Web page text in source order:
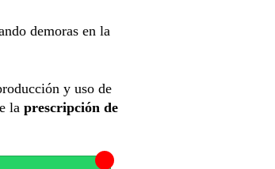
demoras en la
y uso de
la prescripción de